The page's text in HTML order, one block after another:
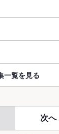
一覧を見る
次へ